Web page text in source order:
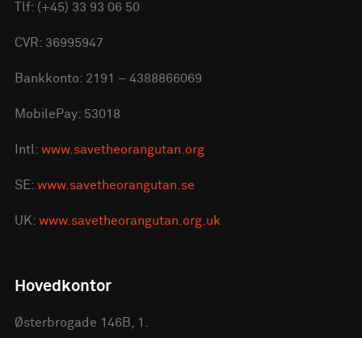
Tlf: (+45) 33 93 06 50
CVR: 36995947
Bankkonto: 2191 – 4388866069
MobilePay: 53018
Intl: www.savetheorangutan.org
SE: www.savetheorangutan.se
UK: www.savetheorangutan.org.uk
Hovedkontor
Østerbrogade 146B, 1.